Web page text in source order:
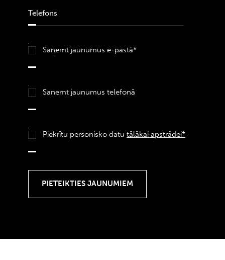
Saņemt jaunumus e-pastā*
Saņemt jaunumus telefonā
Piekrītu personisko datu tālākai apstrādei*